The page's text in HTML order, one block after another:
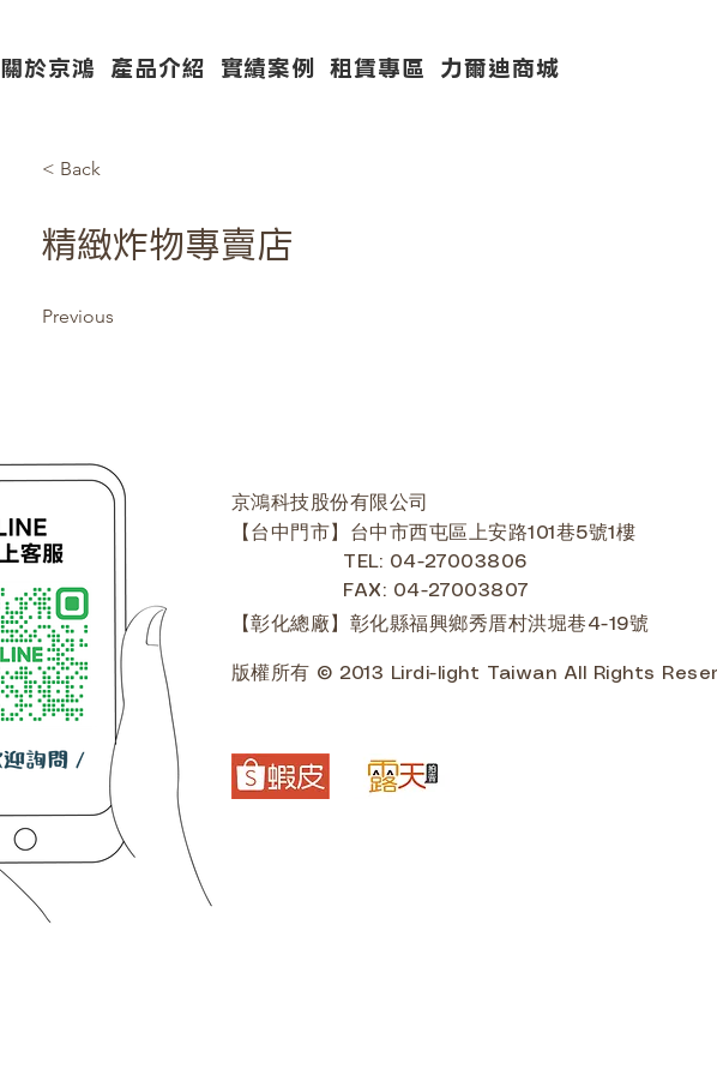
關於京鴻 產品介紹 實績案例 租賃專區 力爾迪商城
< Back
精緻炸物專賣店
Previous
京鴻科技股份有限公司
【台中門市】台中市西屯區上安路101巷5號1樓
TEL: 04-27003806
FAX: 04-27003807
【彰化總廠】彰化縣福興鄉秀厝村洪堀巷4-19號
版權所有 © 2013 Lirdi-light Taiwan All Rights